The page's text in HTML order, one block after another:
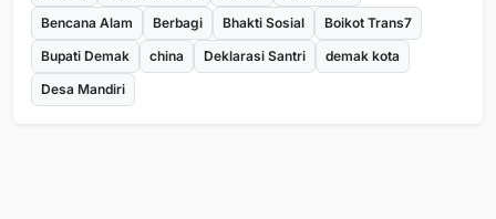
Bencana Alam
Berbagi Bhakti Sosial
Boikot Trans7
Bupati Demak
china Deklarasi Santri
demak kota
Desa Mandiri